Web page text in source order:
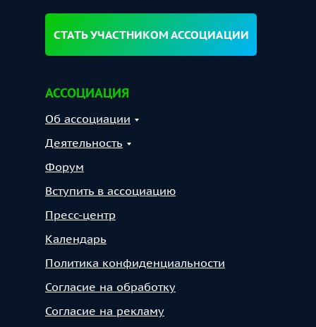
АССОЦИАЦИЯ
Об ассоциации
Деятельность
Форум
Вступить в ассоциацию
Пресс-центр
Календарь
Политика конфиденциальности
Согласие на обработку
Согласие на рекламу
СТАТЬ УЧАСТНИКОМ АССОЦИАЦИИ